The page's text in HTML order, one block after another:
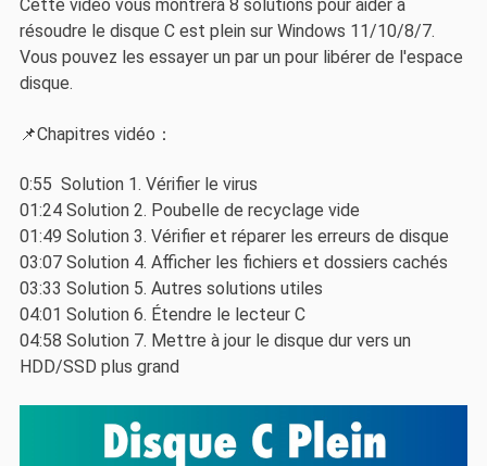
Cette vidéo vous montrera 8 solutions pour aider à
résoudre le disque C est plein sur Windows 11/10/8/7.
Vous pouvez les essayer un par un pour libérer de l'espace
disque.
📌Chapitres vidéo：
0:55 Solution 1. Vérifier le virus
01:24 Solution 2. Poubelle de recyclage vide
01:49 Solution 3. Vérifier et réparer les erreurs de disque
03:07 Solution 4. Afficher les fichiers et dossiers cachés
03:33 Solution 5. Autres solutions utiles
04:01 Solution 6. Étendre le lecteur C
04:58 Solution 7. Mettre à jour le disque dur vers un
HDD/SSD plus grand